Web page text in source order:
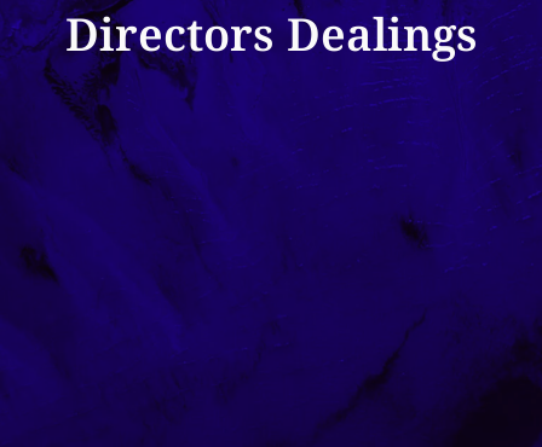
Directors Dealings